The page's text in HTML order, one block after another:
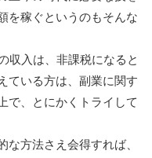
を稼ぐというのもそんな
収入は、非課税になると
ている方は、副業に関す
で、とにかくトライして
方法さえ会得すれば、